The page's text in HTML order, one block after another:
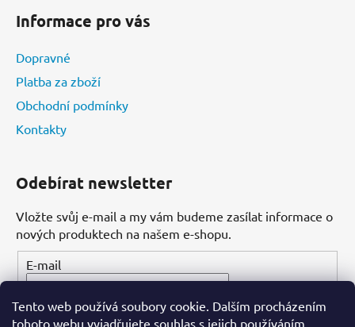
Tento web používá soubory cookie. Dalším procházením
tohoto webu vyjadřujete souhlas s jejich používáním.
Informace pro vás
Dopravné
Platba za zboží
Obchodní podmínky
Kontakty
Odebírat newsletter
Vložte svůj e-mail a my vám budeme zasílat informace o
nových produktech na našem e-shopu.
E-mail
PŘIHLÁSIT SE